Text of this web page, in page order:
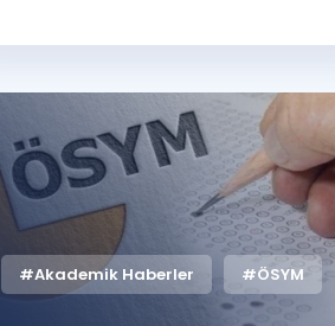
#Akademik Haberler #ÖSYM